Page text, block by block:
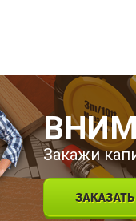
Закажи